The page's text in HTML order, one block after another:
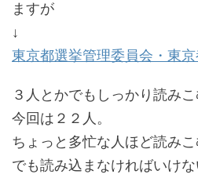
ますが
↓
東京都選挙管理委員会・東
３人とかでもしっかり読み
今回は２２人。
ちょっと多忙な人ほど読みこ
でも読み込まなければいけな